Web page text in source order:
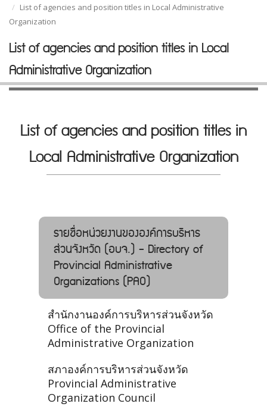
List of agencies and position titles in Local Administrative
Organization
List of agencies and position titles in Local
Administrative Organization
List of agencies and position titles in
Local Administrative Organization
รายชื่อหน่วยงานขององค์การบริหาร
ส่วนจังหวัด (อบจ.) - Directory of
Provincial Administrative
Organizations (PAO)
สำนักงานองค์การบริหารส่วนจังหวัด
Office of the Provincial
Administrative Organization
สภาองค์การบริหารส่วนจังหวัด
Provincial Administrative
Organization Council